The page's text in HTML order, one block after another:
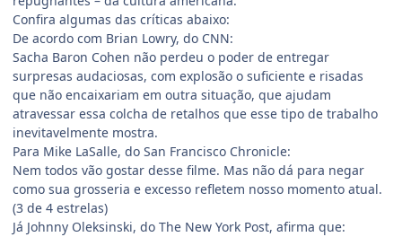
Confira algumas das críticas abaixo:
De acordo com Brian Lowry, do CNN:
Sacha Baron Cohen não perdeu o poder de entregar
surpresas audaciosas, com explosão o suficiente e risadas
que não encaixariam em outra situação, que ajudam
atravessar essa colcha de retalhos que esse tipo de trabalho
inevitavelmente mostra.
Para Mike LaSalle, do San Francisco Chronicle:
Nem todos vão gostar desse filme. Mas não dá para negar
como sua grosseria e excesso refletem nosso momento atual.
(3 de 4 estrelas)
Já Johnny Oleksinski, do The New York Post, afirma que: